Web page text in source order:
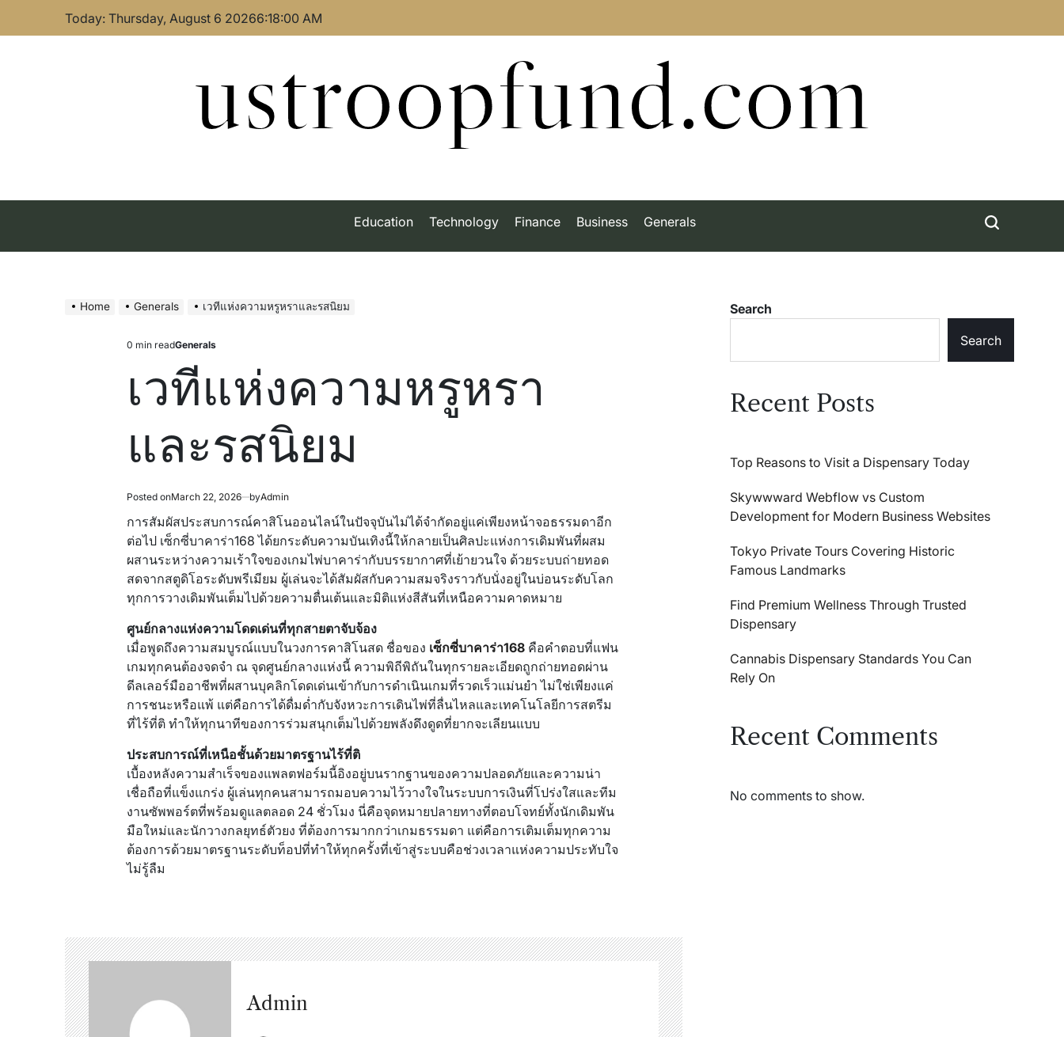
Today: Thursday, August 6 20266:18:01 AM
ustroopfund.com
Education Technology Finance Business Generals
Home Generals เวทีแห่งความหรูหราและรสนิยม
Estimated
time
0 min readPosted
Generals
เวทีแห่งความหรูหรา
และรสนิยม
Posted onMarch 22, 2026 byAdmin
การสัมผัสประสบการณ์คาสิโนออนไลน์ในปัจจุบันไม่ได้จำกัดอยู่แค่เพียงหน้าจอธรรมดาอีก
ต่อไป เซ็กซี่บาคาร่า168 ได้ยกระดับความบันเทิงนี้ให้กลายเป็นศิลปะแห่งการเดิมพันที่ผสม
ผสานระหว่างความเร้าใจของเกมไพ่บาคาร่ากับบรรยากาศที่เย้ายวนใจ ด้วยระบบถ่ายทอด
สดจากสตูดิโอระดับพรีเมียม ผู้เล่นจะได้สัมผัสกับความสมจริงราวกับนั่งอยู่ในบ่อนระดับโลก
ทุกการวางเดิมพันเต็มไปด้วยความตื่นเต้นและมิติแห่งสีสันที่เหนือความคาดหมาย
ศูนย์กลางแห่งความโดดเด่นที่ทุกสายตาจับจ้อง
เมื่อพูดถึงความสมบูรณ์แบบในวงการคาสิโนสด ชื่อของ เซ็กซี่บาคาร่า168 คือคำตอบที่แฟน
เกมทุกคนต้องจดจำ ณ จุดศูนย์กลางแห่งนี้ ความพิถีพิถันในทุกรายละเอียดถูกถ่ายทอดผ่าน
ดีลเลอร์มืออาชีพที่ผสานบุคลิกโดดเด่นเข้ากับการดำเนินเกมที่รวดเร็วแม่นยำ ไม่ใช่เพียงแค่
การชนะหรือแพ้ แต่คือการได้ดื่มด่ำกับจังหวะการเดินไพ่ที่ลื่นไหลและเทคโนโลยีการสตรีม
ที่ไร้ที่ติ ทำให้ทุกนาทีของการร่วมสนุกเต็มไปด้วยพลังดึงดูดที่ยากจะเลียนแบบ
ประสบการณ์ที่เหนือชั้นด้วยมาตรฐานไร้ที่ติ
เบื้องหลังความสำเร็จของแพลตฟอร์มนี้อิงอยู่บนรากฐานของความปลอดภัยและความน่า
เชื่อถือที่แข็งแกร่ง ผู้เล่นทุกคนสามารถมอบความไว้วางใจในระบบการเงินที่โปร่งใสและทีม
งานซัพพอร์ตที่พร้อมดูแลตลอด 24 ชั่วโมง นี่คือจุดหมายปลายทางที่ตอบโจทย์ทั้งนักเดิมพัน
มือใหม่และนักวางกลยุทธ์ตัวยง ที่ต้องการมากกว่าเกมธรรมดา แต่คือการเติมเต็มทุกความ
ต้องการด้วยมาตรฐานระดับท็อปที่ทำให้ทุกครั้งที่เข้าสู่ระบบคือช่วงเวลาแห่งความประทับใจ
ไม่รู้ลืม
Admin
Search
Search
Recent Posts
Top Reasons to Visit a Dispensary Today
Skywwward Webflow vs Custom
Development for Modern Business Websites
Tokyo Private Tours Covering Historic
Famous Landmarks
Find Premium Wellness Through Trusted
Dispensary
Cannabis Dispensary Standards You Can
Rely On
Recent Comments
No comments to show.